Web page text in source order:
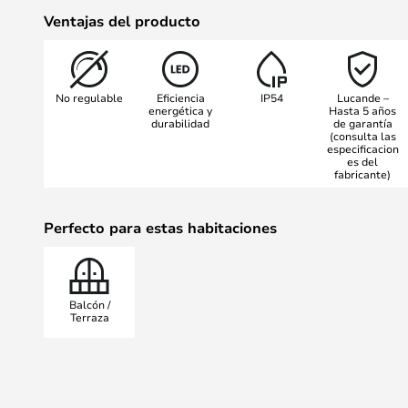
entrada se abren e invitan
desde la fuente de luz y da a las
de lucirse en su mejor momento
Este encantador efecto se puede
mismo modelo en pares o en línea.
Ventajas del producto
No regulable
Eficiencia
energética y
durabilidad
IP54
Lucande –
Hasta 5 años
de garantía
(consulta las
especificacion
es del
fabricante)
Perfecto para estas habitaciones
Balcón /
Terraza